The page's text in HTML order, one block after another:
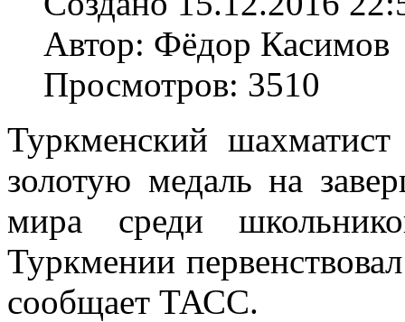
Автор: Фёдор Касимов
Просмотров: 3510
Туркменский шахматист
золотую медаль на
мира среди
Туркмении
сообщает ТАСС.